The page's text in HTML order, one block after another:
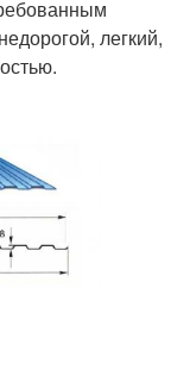
легкий,